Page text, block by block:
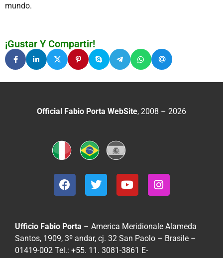
mundo.
¡Gustar Y Compartir!
Official Fabio Porta WebSite, 2008 – 2026
Ufficio Fabio Porta – America Meridionale Alameda
Santos, 1909, 3º andar, cj. 32 San Paolo – Brasile –
01419-002 Tel.: +55. 11. 3081-3861 E-